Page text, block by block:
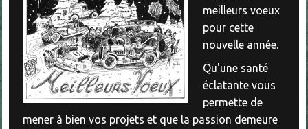
meilleurs voeux
pour cette
nouvelle année.
Qu'une santé
éclatante vous
permette de
mener à bien vos projets et que la passion demeure